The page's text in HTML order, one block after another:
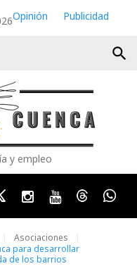
Opinión
Publicidad
search
y empleo
TwitterInstagram
YoutubeThreads
Asociaciones
para desarrollar
de los barrios